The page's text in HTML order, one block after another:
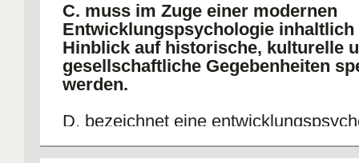
C. muss im Zuge einer modernen
Entwicklungspsychologie inhaltlich
Hinblick auf historische, kulturelle
gesellschaftliche Gegebenheiten
werden.
D. bezeichnet eine